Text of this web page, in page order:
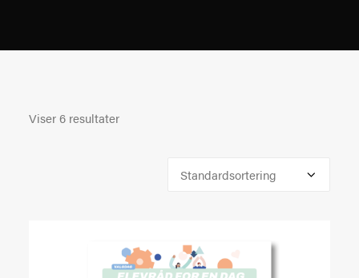
Viser 6 resultater